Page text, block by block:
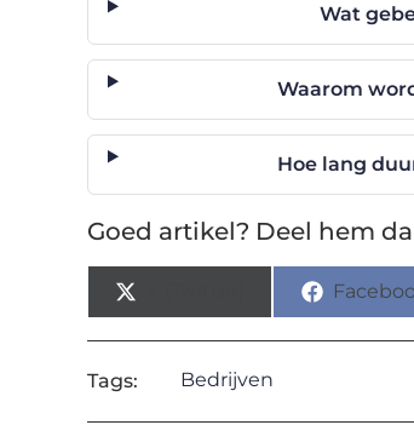
Wat
Waarom
Hoe lang
Goed artikel? Deel hem
Tags: Bedrijven